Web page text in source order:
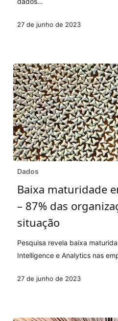
marketing
27 de junho de 2023
Baixa
em
BI
87%
organizações
situação
Dados
Baixa maturidade
– 87% das
situação
Pesquisa revela baixa
Intelligence e Analytics nas
27 de junho de 2023